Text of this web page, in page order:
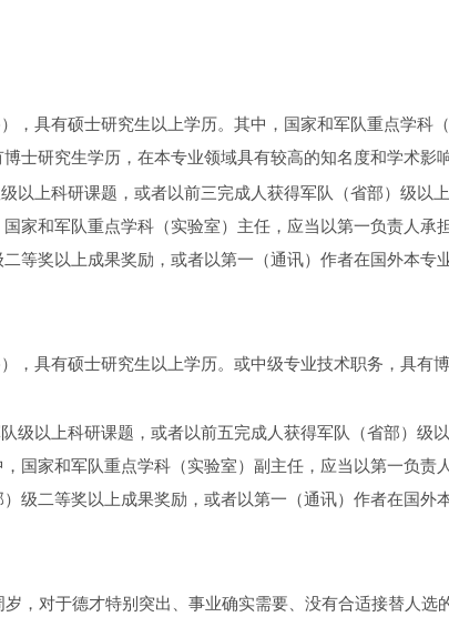
，具有硕士研究生以上学历。其中，国家和军队重点学科
士研究生学历，在本专业领域具有较高的知名度和学术影响
以上科研课题，或者以前三完成人获得军队（省部）级以
家和军队重点学科（实验室）主任，应当以第一负责人承
等奖以上成果奖励，或者以第一（通讯）作者在国外本专
，具有硕士研究生以上学历。或中级专业技术职务，具有
级以上科研课题，或者以前五完成人获得军队（省部）级
国家和军队重点学科（实验室）副主任，应当以第一负责
级二等奖以上成果奖励，或者以第一（通讯）作者在国外
，对于德才特别突出、事业确实需要、没有合适接替人选